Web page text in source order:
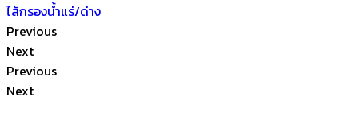
ไส้กรองน้ำแร่/ด่าง
Previous
Next
Previous
Next